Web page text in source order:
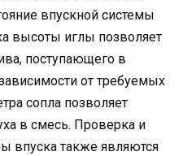
впускной системы
высоты иглы позволяет
поступающего в
от требуемых
сопла позволяет
в смесь. Проверка и
впуска также являются